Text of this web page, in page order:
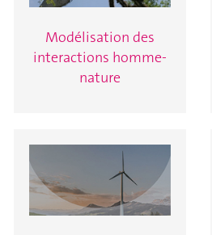
Modélisation des
interactions homme-
nature